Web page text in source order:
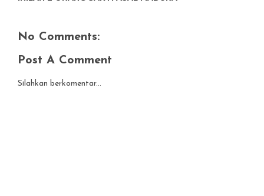
No Comments:
Post A Comment
Silahkan berkomentar...